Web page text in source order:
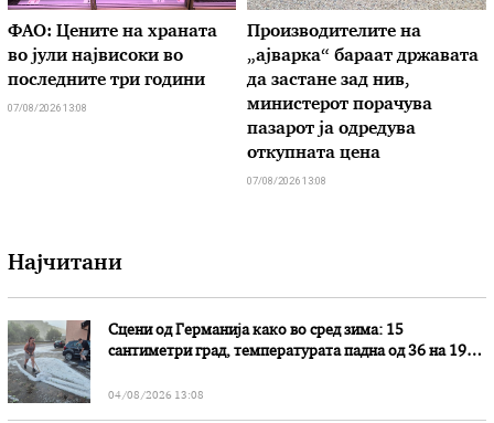
ФАО: Цените на храната
во јули највисоки во
последните три години
07/08/2026 13:08
Производителите на
„ајварка“ бараат државата
да застане зад нив,
министерот порачува
пазарот ја одредува
откупната цена
07/08/2026 13:08
Најчитани
Сцени од Германија како во сред зима: 15
сантиметри град, температурата падна од 36 на 19
04/08/2026 13:08